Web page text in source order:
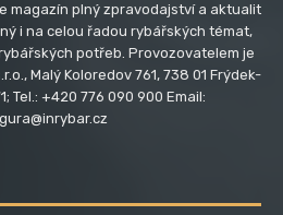
magazín plný zpravodajství a aktualit
i na celou řadou rybářských témat,
potřeb. Provozovatelem je
Malý Koloredov 761, 738 01 Frýdek-
Tel.: +420 776 090 900 Email: